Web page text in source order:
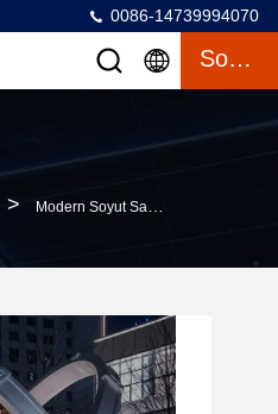
0086-14739994070
Sohbet
> Modern Soyut Sanat, Lüks Otel, Kurumsal Lobi Ve Tasarım Alanı İçin Işıklandırmalı